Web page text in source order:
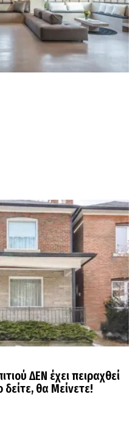
ΔΕΝ έχει πειραχθεί
θα Μείνετε!